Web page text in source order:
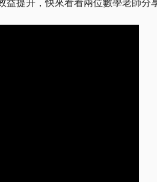
益提升，快來看看兩位數學老師分